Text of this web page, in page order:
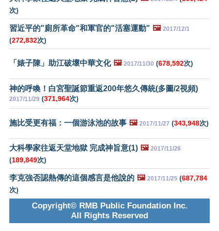
次)
習近平的"廁所革命"和軍官的"活塞運動" 🖼️ 2017/12/1
(272,832次)
「婊子陳」助江破壞中華文化 🖼️ 2017/11/30 (678,592次)
神的呼喚！白宮聖誕節重返200年悠久傳統(多圖/2視頻)
2017/11/29 (371,964次)
施比受更有福：一個游泳池的故事 🖼️ 2017/11/27 (343,948次)
大科學家往返天堂地獄 完成神旨意(1) 🖼️ 2017/11/26
(189,849次)
李克強否認熱傳的這個感言是他說的 🖼️ 2017/11/25 (687,784
次)
Copyright© RMB Public Foundation Inc.
All Rights Reserved